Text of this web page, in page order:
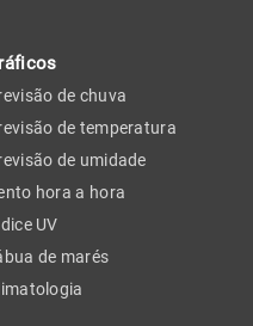
de chuva
de temperatura
de umidade
hora a hora
UV
de marés